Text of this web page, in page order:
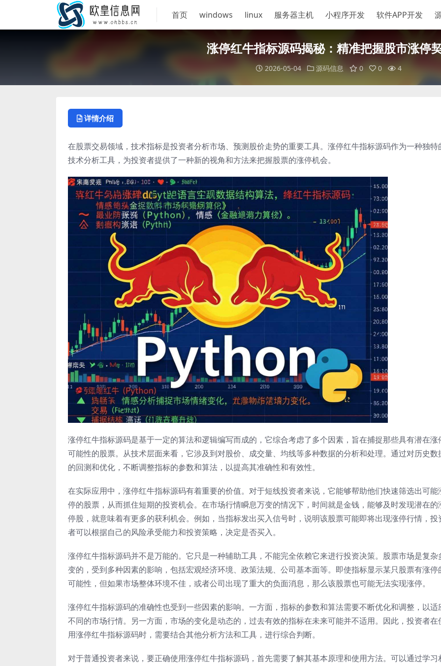
首页 windows linux 服务器主机 小程序开发 软件APP开发
涨停红牛指标源码揭秘：精准把握股市涨停
2026-05-04 源码信息 0 0 4
详情介绍
在股票交易领域，技术指标是投资者分析市场、预测股价走势的重要工具。涨停红牛指标源码作为一种独特
技术分析工具，为投资者提供了一种新的视角和方法来把握股票的涨停机会。
涨停红牛指标源码是基于一定的算法和逻辑编写而成的，它综合考虑了多个因素，旨在捕捉那些具有潜在涨
可能性的股票。从技术层面来看，它涉及到对股价、成交量、均线等多种数据的分析和处理。通过对历史数
的回测和优化，不断调整指标的参数和算法，以提高其准确性和有效性。
在实际应用中，涨停红牛指标源码有着重要的价值。对于短线投资者来说，它能够帮助他们快速筛选出可能
停的股票，从而抓住短期的投资机会。在市场行情瞬息万变的情况下，时间就是金钱，能够及时发现潜在的
停股，就意味着有更多的获利机会。例如，当指标发出买入信号时，说明该股票可能即将出现涨停行情，投
者可以根据自己的风险承受能力和投资策略，决定是否买入。
涨停红牛指标源码并不是万能的。它只是一种辅助工具，不能完全依赖它来进行投资决策。股票市场是复杂
变的，受到多种因素的影响，包括宏观经济环境、政策法规、公司基本面等。即使指标显示某只股票有涨停
可能性，但如果市场整体环境不佳，或者公司出现了重大的负面消息，那么该股票也可能无法实现涨停。
涨停红牛指标源码的准确性也受到一些因素的影响。一方面，指标的参数和算法需要不断优化和调整，以适
不同的市场行情。另一方面，市场的变化是动态的，过去有效的指标在未来可能并不适用。因此，投资者在
用涨停红牛指标源码时，需要结合其他分析方法和工具，进行综合判断。
对于普通投资者来说，要正确使用涨停红牛指标源码，首先需要了解其基本原理和使用方法。可以通过学习